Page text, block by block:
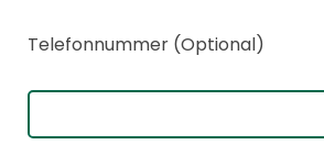
Telefonnummer (Optional)